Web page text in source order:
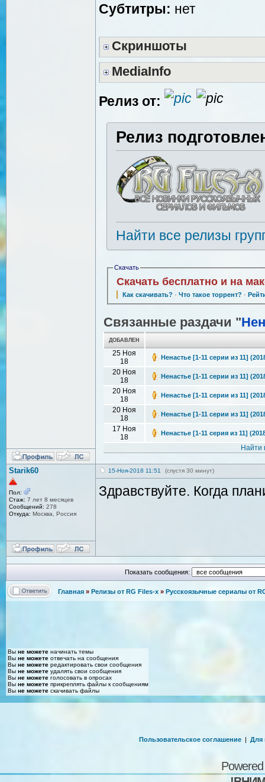
Субтитры: нет
Скриншоты
MediaInfo
Релиз от:
Релиз
Найти все релизы
Скачать
Скачать бесплатно и на
Как скачивать? · Что такое торрент? ·
Связанные раздачи "
ДОБАВЛЕН
25 Ноя
18
Ненастье [1-11 серии из 11]
20 Ноя
18
Ненастье [1-11 серии из 11]
20 Ноя
18
Ненастье [1-11 серии из 11]
20 Ноя
18
Ненастье [1-11 серии из 11]
17 Ноя
18
Ненастье [1-11 серия из 11]
Найти
Starik60
Пол:
Стаж: 7 лет 8 месяцев
Сообщений: 278
Откуда: Москва, Россия
15-Ноя-2018 11:51 (спустя 30 минут)
Здравствуйте. Когда
Показать сообщения:
Главная » Релизы от RG Files-x » Русскоязычные сериалы от
Вы не можете начинать темы
Вы не можете отвечать на сообщения
Вы не можете редактировать свои сообщения
Вы не можете удалять свои сообщения
Вы не можете голосовать в опросах
Вы не можете прикреплять файлы к сообщениям
Вы не можете скачивать файлы
Пользовательское соглашение | Для